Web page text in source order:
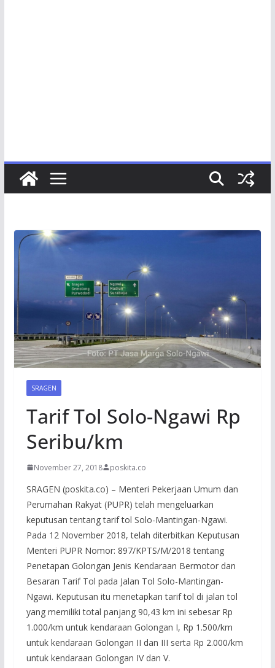
SRAGEN
Tarif Tol Solo-Ngawi Rp
Seribu/km
November 27, 2018 poskita.co
SRAGEN (poskita.co) – Menteri Pekerjaan Umum dan
Perumahan Rakyat (PUPR) telah mengeluarkan
keputusan tentang tarif tol Solo-Mantingan-Ngawi.
Pada 12 November 2018, telah diterbitkan Keputusan
Menteri PUPR Nomor: 897/KPTS/M/2018 tentang
Penetapan Golongan Jenis Kendaraan Bermotor dan
Besaran Tarif Tol pada Jalan Tol Solo-Mantingan-
Ngawi. Keputusan itu menetapkan tarif tol di jalan tol
yang memiliki total panjang 90,43 km ini sebesar Rp
1.000/km untuk kendaraan Golongan I, Rp 1.500/km
untuk kendaraan Golongan II dan III serta Rp 2.000/km
untuk kendaraan Golongan IV dan V.